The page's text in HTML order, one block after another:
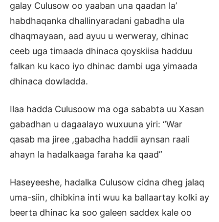
galay Culusow oo yaaban una qaadan la’
habdhaqanka dhallinyaradani gabadha ula
dhaqmayaan, aad ayuu u werweray, dhinac
ceeb uga timaada dhinaca qoyskiisa hadduu
falkan ku kaco iyo dhinac dambi uga yimaada
dhinaca dowladda.
Ilaa hadda Culusoow ma oga sababta uu Xasan
gabadhan u dagaalayo wuxuuna yiri: “War
qasab ma jiree ,gabadha haddii aynsan raali
ahayn la hadalkaaga faraha ka qaad”
Haseyeeshe, hadalka Culusow cidna dheg jalaq
uma-siin, dhibkina inti wuu ka ballaartay kolki ay
beerta dhinac ka soo galeen saddex kale oo